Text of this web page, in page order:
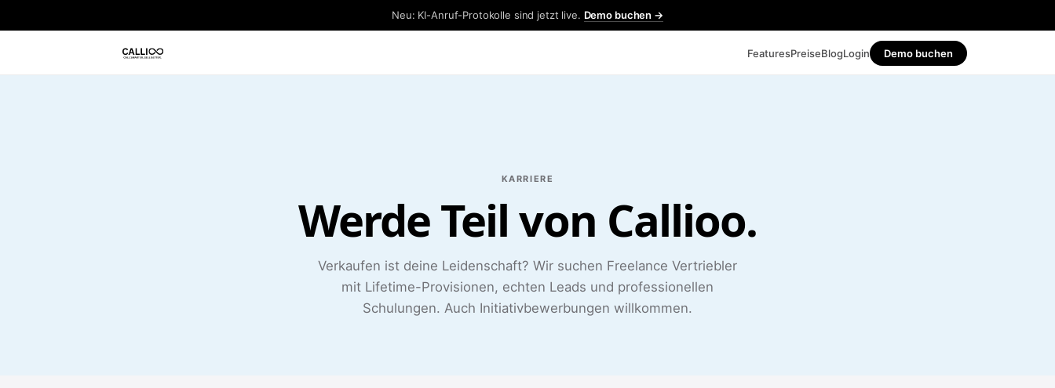
Neu: KI-Anruf-Protokolle sind jetzt live. Demo buchen →
FeaturesPreiseBlogLogin Demo buchen
KARRIERE
Werde Teil von Callioo.
Verkaufen ist deine Leidenschaft? Wir suchen Freelance Vertriebler
mit Lifetime-Provisionen, echten Leads und professionellen
Schulungen. Auch Initiativbewerbungen willkommen.